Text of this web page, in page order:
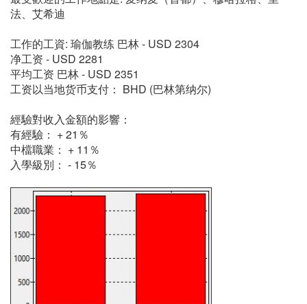
法、艾希迪
工作的工資: 瑜伽教练 巴林 - USD 2304
净工资 - USD 2281
平均工资 巴林 - USD 2351
工资以当地货币支付： BHD (巴林第纳尔)
經驗對收入金額的影響：
有經驗： + 21％
中檔職業： + 11％
入學級別： - 15％